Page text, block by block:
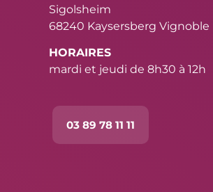
Sigolsheim
68240 Kaysersberg Vignoble
HORAIRES
mardi et jeudi de 8h30 à 12h
03 89 78 11 11